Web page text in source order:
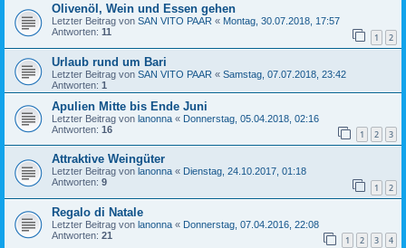
Olivenöl, Wein und Essen gehen
Letzter Beitrag von SAN VITO PAAR « Montag, 30.07.2018, 17:57
Antworten: 11 1 2
Urlaub rund um Bari
Letzter Beitrag von SAN VITO PAAR « Samstag, 07.07.2018, 23:42
Antworten: 1
Apulien Mitte bis Ende Juni
Letzter Beitrag von lanonna « Donnerstag, 05.04.2018, 02:16
Antworten: 16 1 2 3
Attraktive Weingüter
Letzter Beitrag von lanonna « Dienstag, 24.10.2017, 01:18
Antworten: 9 1 2
Regalo di Natale
Letzter Beitrag von lanonna « Donnerstag, 07.04.2016, 22:08
Antworten: 21 1 2 3 4